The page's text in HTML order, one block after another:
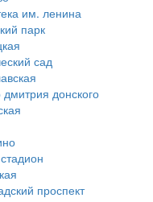
им. ленина
парк
сад
дмитрия донского
проспект